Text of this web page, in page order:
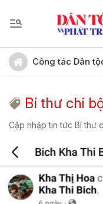
Công tác Dân
Bí thư chi
Cập nhập tin tức Bí thư